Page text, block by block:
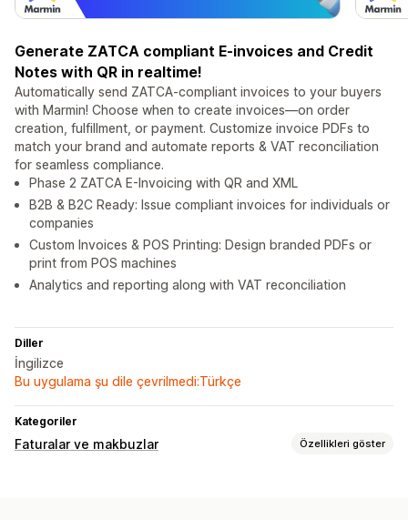
Generate ZATCA compliant E-invoices and Credit
Notes with QR in realtime!
Automatically send ZATCA-compliant invoices to your buyers
with Marmin! Choose when to create invoices—on order
creation, fulfillment, or payment. Customize invoice PDFs to
match your brand and automate reports & VAT reconciliation
for seamless compliance.
Phase 2 ZATCA E-Invoicing with QR and XML
B2B & B2C Ready: Issue compliant invoices for individuals or
companies
Custom Invoices & POS Printing: Design branded PDFs or
print from POS machines
Analytics and reporting along with VAT reconciliation
Diller
İngilizce
Bu uygulama şu dile çevrilmedi:Türkçe
Kategoriler
Faturalar ve makbuzlar Özellikleri göster